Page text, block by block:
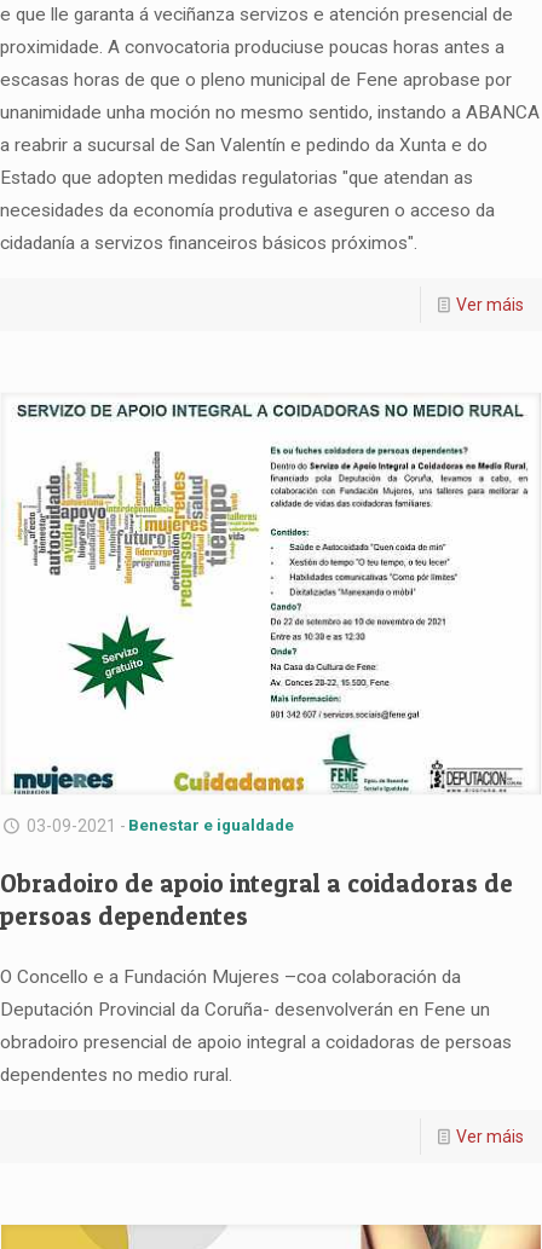
e que lle garanta á veciñanza servizos e atención presencial de
proximidade. A convocatoria produciuse poucas horas antes a
escasas horas de que o pleno municipal de Fene aprobase por
unanimidade unha moción no mesmo sentido, instando a ABANCA
a reabrir a sucursal de San Valentín e pedindo da Xunta e do
Estado que adopten medidas regulatorias "que atendan as
necesidades da economía produtiva e aseguren o acceso da
cidadanía a servizos financeiros básicos próximos".
Ver máis
03-09-2021 - Benestar e igualdade
Obradoiro de apoio integral a coidadoras de
persoas dependentes
O Concello e a Fundación Mujeres –coa colaboración da
Deputación Provincial da Coruña- desenvolverán en Fene un
obradoiro presencial de apoio integral a coidadoras de persoas
dependentes no medio rural.
Ver máis